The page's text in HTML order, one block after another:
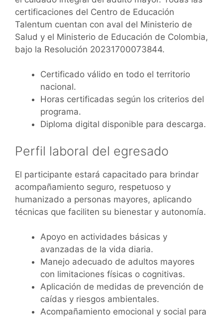
certificaciones del Centro de Educación
Talentum cuentan con aval del Ministerio de
Salud y el Ministerio de Educación de Colombia,
bajo la Resolución 20231700073844.
Certificado válido en todo el territorio
nacional.
Horas certificadas según los criterios del
programa.
Diploma digital disponible para descarga.
Perfil laboral del egresado
El participante estará capacitado para brindar
acompañamiento seguro, respetuoso y
humanizado a personas mayores, aplicando
técnicas que faciliten su bienestar y autonomía.
Apoyo en actividades básicas y
avanzadas de la vida diaria.
Manejo adecuado de adultos mayores
con limitaciones físicas o cognitivas.
Aplicación de medidas de prevención de
caídas y riesgos ambientales.
Acompañamiento emocional y social para